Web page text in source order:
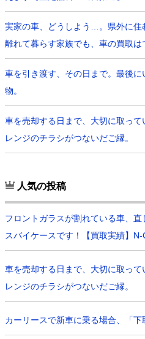
実家の車、どうしよう…。県外に住
離れて暮らす家族でも、車の買取は
車を引き渡す、その日まで。最後
物。
車を売却する日まで、大切に取っ
レンジのチラシがつないだご縁。
人気の投稿
フロントガラスが割れている車、
スバイケースです！【買取実績】N-
車を売却する日まで、大切に取っ
レンジのチラシがつないだご縁。
カーリースで新車に乗る場合、「下